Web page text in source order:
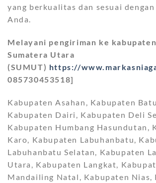
yang berkualitas dan sesuai
Anda.
Melayani pengiriman ke
Sumatera Utara
(SUMUT) https://
085730453518]
Kabupaten Asahan, Kabupaten
Kabupaten Dairi, Kabupaten Deli
Kabupaten Humbang Hasundutan,
Karo, Kabupaten Labuhanbatu,
Labuhanbatu Selatan, Kabupaten
Utara, Kabupaten Langkat,
Mandailing Natal, Kabupaten Nias,